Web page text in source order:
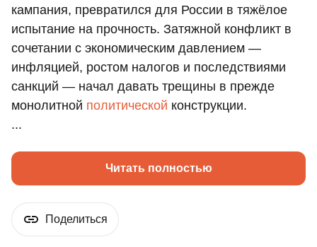
кампания, превратился для России в тяжёлое
испытание на прочность. Затяжной конфликт в
сочетании с экономическим давлением —
инфляцией, ростом налогов и последствиями
санкций — начал давать трещины в прежде
монолитной политической конструкции.
...
Читать полностью
Поделиться